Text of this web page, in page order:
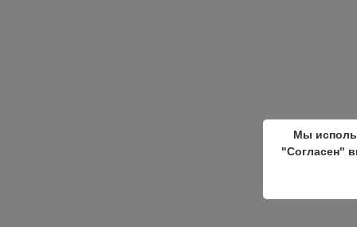
Мы
"Согласен"